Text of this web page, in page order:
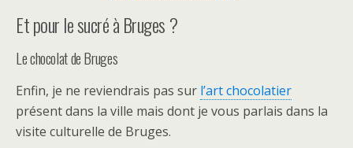
Et pour le sucré à Bruges ?
Le chocolat de Bruges
Enfin, je ne reviendrais pas sur l’art chocolatier
présent dans la ville mais dont je vous parlais dans la
visite culturelle de Bruges.